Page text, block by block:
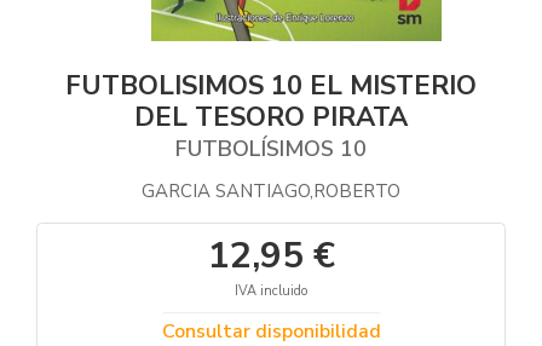
FUTBOLISIMOS 10 EL MISTERIO
DEL TESORO PIRATA
FUTBOLÍSIMOS 10
GARCIA SANTIAGO,ROBERTO
12,95 €
IVA incluido
Consultar disponibilidad